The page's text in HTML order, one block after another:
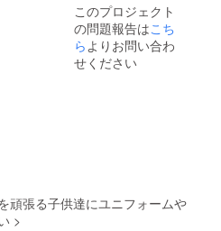
このプロジェクト
の問題報告はこち
ら よりお問い合わ
せください
頑張る子供達にユニフォームや
>